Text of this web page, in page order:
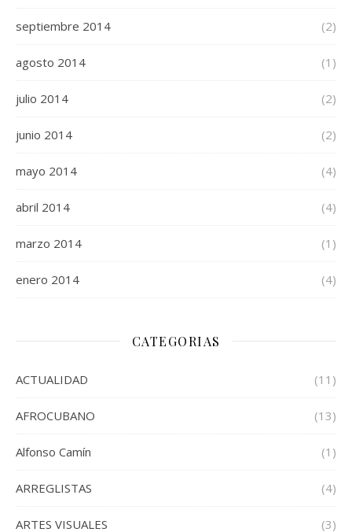
septiembre 2014 (2)
agosto 2014 (1)
julio 2014 (2)
junio 2014 (2)
mayo 2014 (4)
abril 2014 (4)
marzo 2014 (1)
enero 2014 (4)
CATEGORIAS
ACTUALIDAD (11)
AFROCUBANO (13)
Alfonso Camín (1)
ARREGLISTAS (4)
ARTES VISUALES (3)